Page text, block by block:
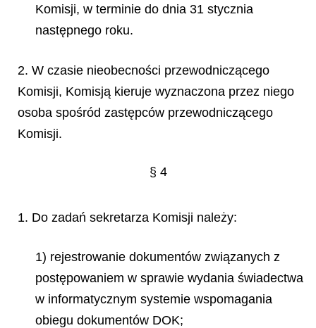
Komisji, w terminie do dnia 31 stycznia
następnego roku.
2. W czasie nieobecności przewodniczącego
Komisji, Komisją kieruje wyznaczona przez niego
osoba spośród zastępców przewodniczącego
Komisji.
§ 4
1. Do zadań sekretarza Komisji należy:
1) rejestrowanie dokumentów związanych z
postępowaniem w sprawie wydania świadectwa
w informatycznym systemie wspomagania
obiegu dokumentów DOK;